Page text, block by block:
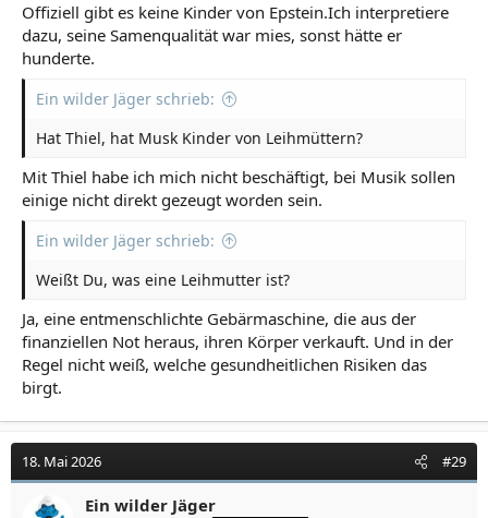
Offiziell gibt es keine Kinder von Epstein.Ich interpretiere
dazu, seine Samenqualität war mies, sonst hätte er
hunderte.
Ein wilder Jäger schrieb:
Hat Thiel, hat Musk Kinder von Leihmüttern?
Mit Thiel habe ich mich nicht beschäftigt, bei Musik sollen
einige nicht direkt gezeugt worden sein.
Ein wilder Jäger schrieb:
Weißt Du, was eine Leihmutter ist?
Ja, eine entmenschlichte Gebärmaschine, die aus der
finanziellen Not heraus, ihren Körper verkauft. Und in der
Regel nicht weiß, welche gesundheitlichen Risiken das
birgt.
18. Mai 2026 #29
Ein wilder Jäger